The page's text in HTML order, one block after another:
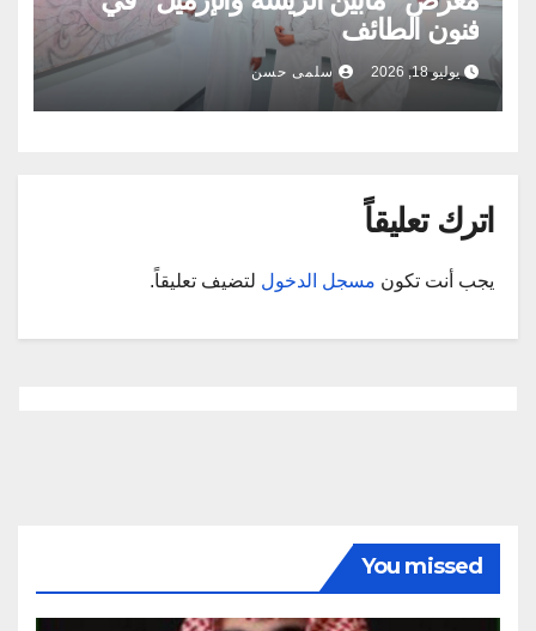
فنون الطائف
يوليو 18, 2026 سلمى حسن
اترك تعليقاً
يجب أنت تكون مسجل الدخول لتضيف تعليقاً.
You missed